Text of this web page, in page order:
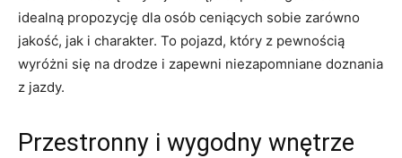
idealną propozycję dla osób ceniących sobie zarówno
‌jakość, jak i charakter. To pojazd, który z ⁤pewnością
wyróżni się na drodze i zapewni niezapomniane doznania
⁣z jazdy.
Przestronny i ‍wygodny wnętrze